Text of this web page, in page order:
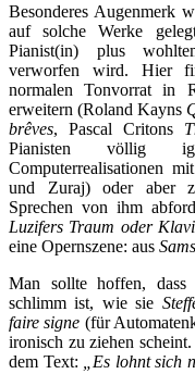
Besonderes Augenmerk
auf solche Werke
Pianist(in) plus
verworfen wird. Hier
normalen Tonvorrat in
erweitern (Roland Kayns
brêves, Pascal Critons
Pianisten völlig
Computerrealisationen
und Zuraj) oder aber
Sprechen von ihm
Luzifers Traum oder
eine Opernszene: aus
Man sollte hoffen, dass
schlimm ist, wie sie
faire signe (für
ironisch zu ziehen
dem Text:
„Es lohnt sich